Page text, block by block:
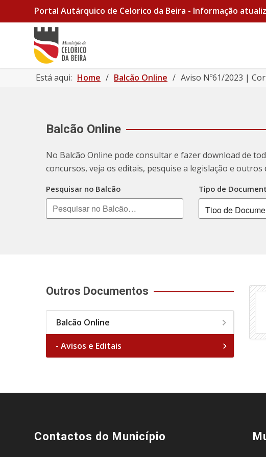
Portal Autárquico de Celorico da Beira - Informação
Está aqui: Home / Balcão Online / Aviso Nº61/2023 |
Balcão Online
No Balcão Online pode consultar e fazer download de
concursos, veja os editais, pesquise a legislação e outros
Pesquisar no Balcão Tipo de
Outros Documentos
Balcão Online
- Avisos e Editais
Contactos do Município